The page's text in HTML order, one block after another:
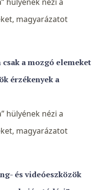
magyarázatot
a mozgó elemeket
érzékenyek a
hülyének nézi a
magyarázatot
és videóeszközök